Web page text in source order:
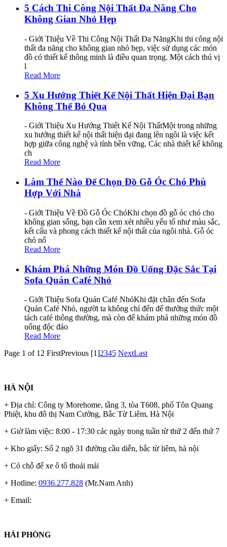
5 Cách Thi Công Nội Thất Đa Năng Cho
Không Gian Nhỏ Hẹp
- Giới Thiệu Về Thi Công Nội Thất Đa NăngKhi thi công nội
thất đa năng cho không gian nhỏ hẹp, việc sử dụng các món
đồ có thiết kế thông minh là điều quan trọng. Một cách thú vị
l
Read More
5 Xu Hướng Thiết Kế Nội Thất Hiện Đại Bạn
Không Thể Bỏ Qua
- Giới Thiệu Xu Hướng Thiết Kế Nội ThấtMột trong những
xu hướng thiết kế nội thất hiện đại đang lên ngôi là việc kết
hợp giữa công nghệ và tính bền vững. Các nhà thiết kế không
ch
Read More
Làm Thế Nào Để Chọn Đồ Gỗ Óc Chó Phù
Hợp Với Nhà
- Giới Thiệu Về Đồ Gỗ Óc ChóKhi chọn đồ gỗ óc chó cho
không gian sống, bạn cần xem xét nhiều yếu tố như màu sắc,
kết cấu và phong cách thiết kế nội thất của ngôi nhà. Gỗ óc
chó nổ
Read More
Khám Phá Những Món Đồ Uống Đặc Sắc Tại
Sofa Quán Café Nhỏ
- Giới Thiệu Sofa Quán Café NhỏKhi đặt chân đến Sofa
Quán Café Nhỏ, người ta không chỉ đến để thưởng thức một
tách café thông thường, mà còn để khám phá những món đồ
uống độc đáo
Read More
Page 1 of 12 FirstPrevious [1]2345 NextLast
HÀ NỘI
+ Địa chỉ: Công ty Morehome, tầng 3, tòa T608, phố Tôn Quang
Phiệt, khu đô thị Nam Cường, Bắc Từ Liêm, Hà Nội
+ Giờ làm việc: 8:00 - 17:30 các ngày trong tuần từ thứ 2 đến thứ 7
+ Kho giấy: Số 2 ngõ 31 đường cầu diễn, bắc từ liêm, hà nội
+ Có chỗ để xe ô tô thoải mái
+ Hotline: 0936.277.828 (Mr.Nam Anh)
+ Email:
HẢI PHÒNG